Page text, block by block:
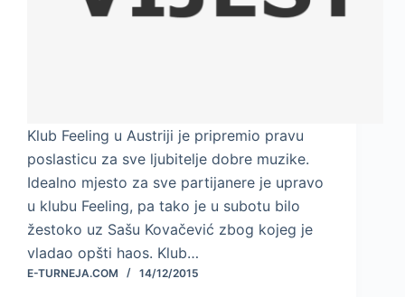
Klub Feeling u Austriji je pripremio pravu
poslasticu za sve ljubitelje dobre muzike.
Idealno mjesto za sve partijanere je upravo
u klubu Feeling, pa tako je u subotu bilo
žestoko uz Sašu Kovačević zbog kojeg je
vladao opšti haos. Klub…
E-TURNEJA.COM 14/12/2015